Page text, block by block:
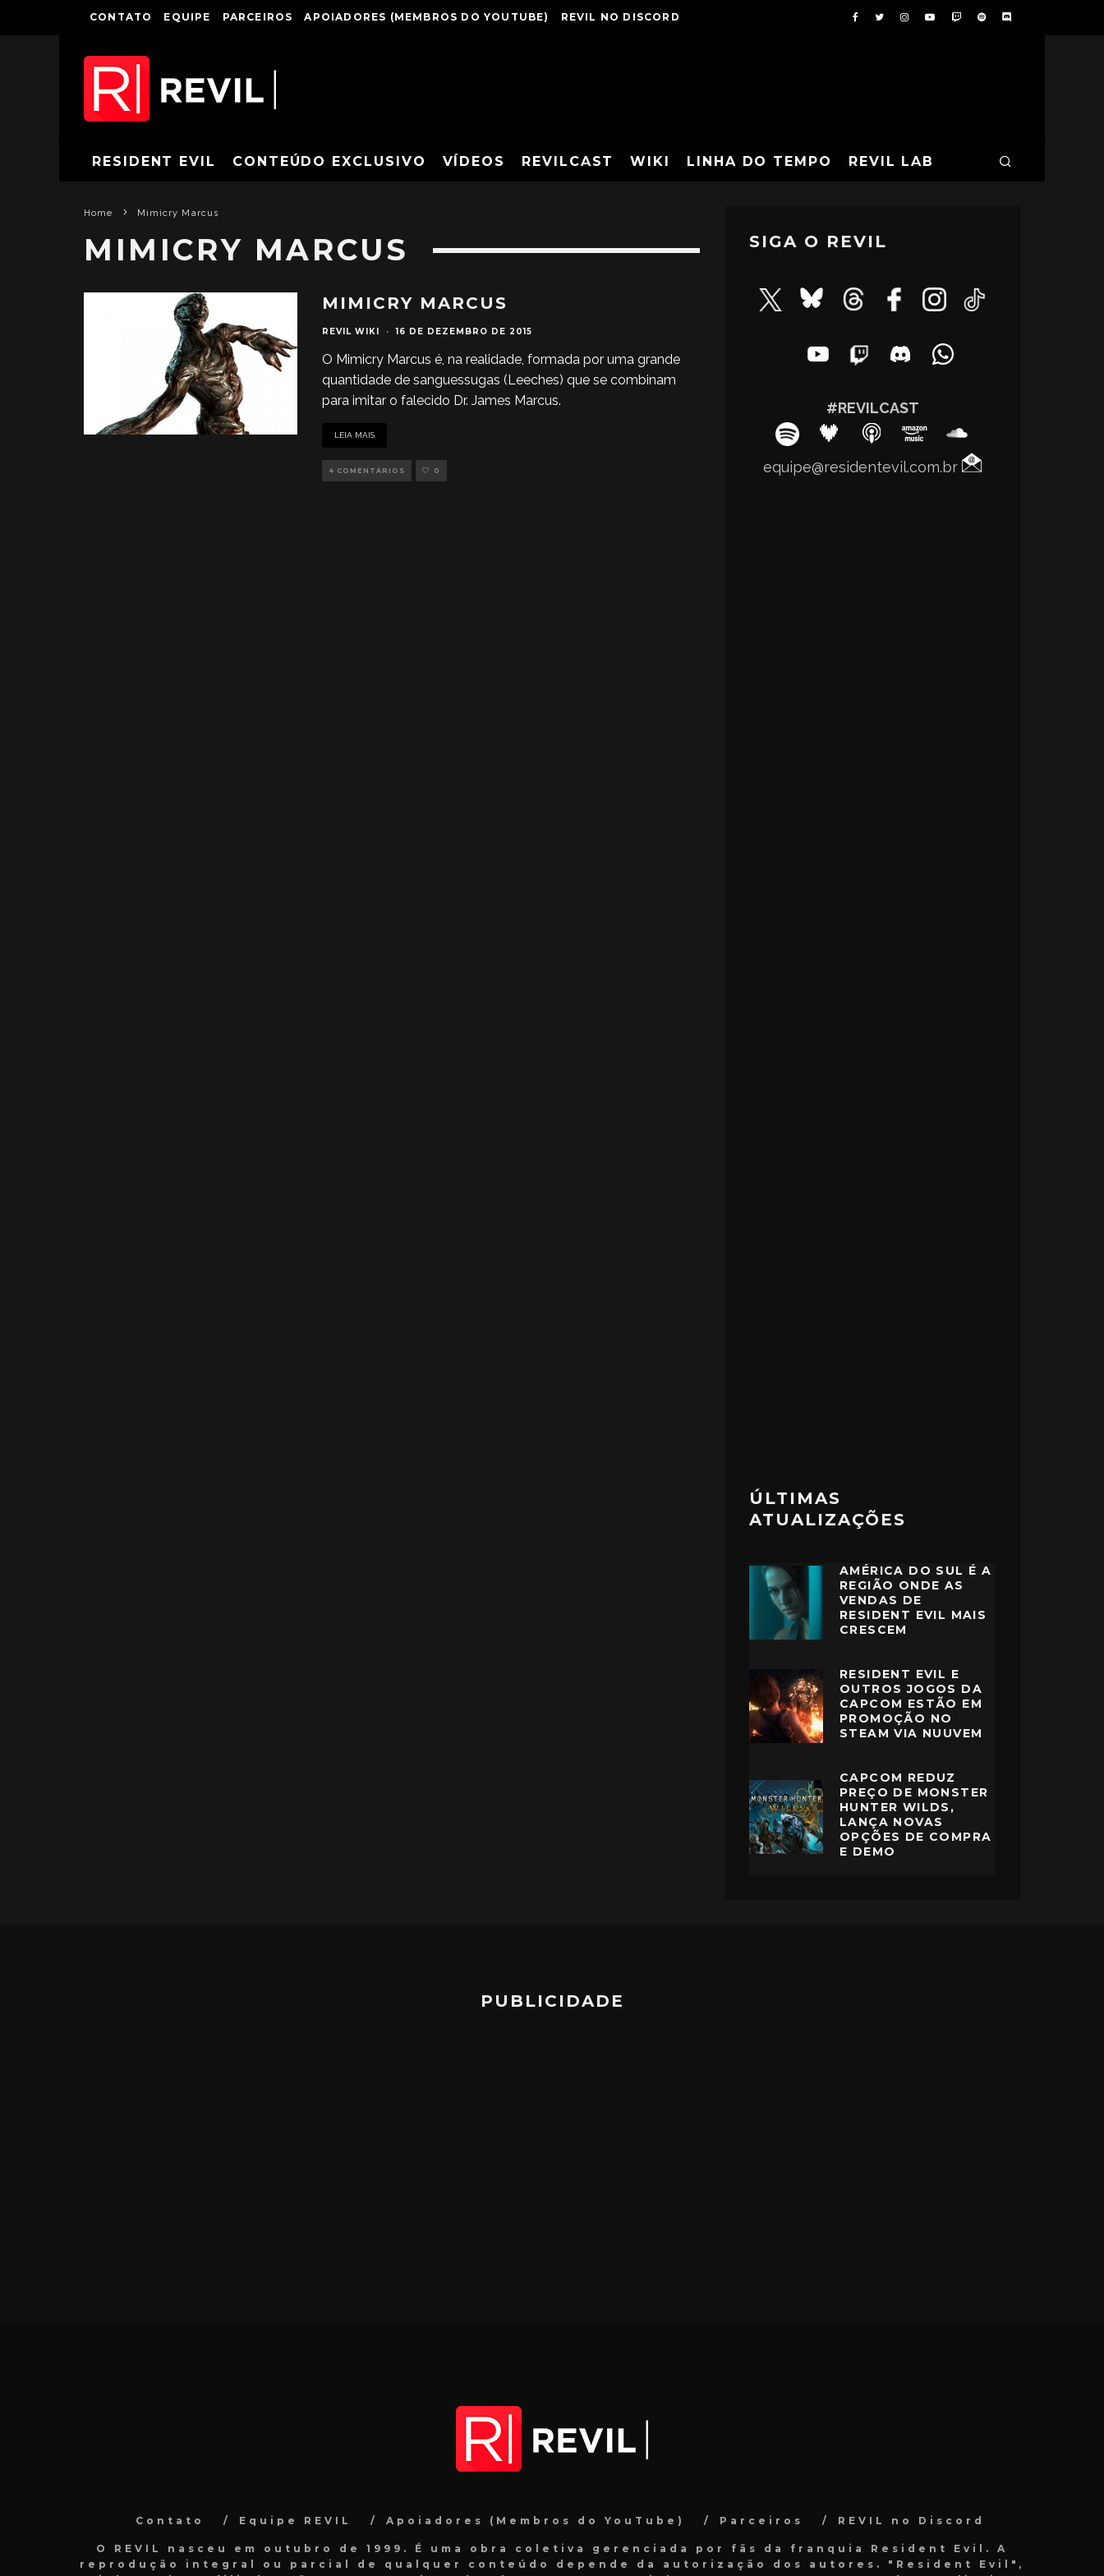
CONTATO EQUIPE PARCEIROS APOIADORES (MEMBROS DO YOUTUBE) REVIL NO DISCORD
RESIDENT EVIL CONTEÚDO EXCLUSIVO VÍDEOS REVILCAST WIKI LINHA DO TEMPO REVIL LAB
Home Mimicry Marcus
MIMICRY MARCUS
MIMICRY MARCUS
REVIL WIKI · 16 DE DEZEMBRO DE 2015
O Mimicry Marcus é, na realidade, formada por uma grande
quantidade de sanguessugas (Leeches) que se combinam
para imitar o falecido Dr. James Marcus.
LEIA MAIS
4 COMENTÁRIOS 0
SIGA O REVIL
#REVILCAST
equipe@residentevil.com.br
ÚLTIMAS
ATUALIZAÇÕES
AMÉRICA DO SUL É A
REGIÃO ONDE AS
VENDAS DE
RESIDENT EVIL MAIS
CRESCEM
RESIDENT EVIL E
OUTROS JOGOS DA
CAPCOM ESTÃO EM
PROMOÇÃO NO
STEAM VIA NUUVEM
CAPCOM REDUZ
PREÇO DE MONSTER
HUNTER WILDS,
LANÇA NOVAS
OPÇÕES DE COMPRA
E DEMO
PUBLICIDADE
Contato Equipe REVIL Apoiadores (Membros do YouTube) Parceiros REVIL no Discord
O REVIL nasceu em outubro de 1999. É uma obra coletiva gerenciada por fãs da franquia Resident Evil. A
reprodução integral ou parcial de qualquer conteúdo depende da autorização dos autores. "Resident Evil",